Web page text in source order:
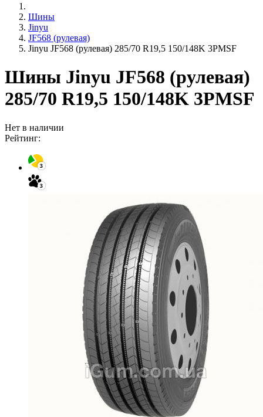
Шины
Jinyu
JF568 (рулевая)
Jinyu JF568 (рулевая) 285/70 R19,5 150/148K 3PMSF
Шины Jinyu JF568 (рулевая)
285/70 R19,5 150/148K 3PMSF
Нет в наличии
Рейтинг: